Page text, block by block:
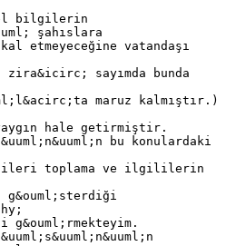
bilgilerin
şahıslara
etmeyeceğine vatandaşı
sayımda bunda
maruz kalmıştır.)
hale getirmiştir.
bu konulardaki
toplama ve ilgililerin
g&ouml;sterdiği
g&ouml;rmekteyim.